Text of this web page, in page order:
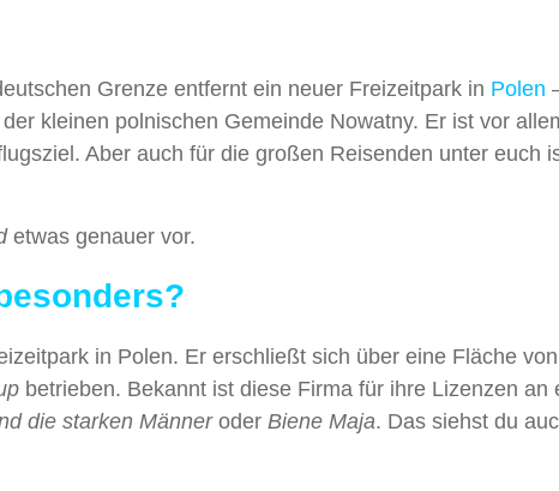
Grenze entfernt ein neuer Freizeitpark in Polen
kleinen polnischen Gemeinde Nowatny. Er ist vor
Aber auch für die großen Reisenden unter euch
etwas genauer vor.
in Polen. Er erschließt sich über eine Fläche
betrieben. Bekannt ist diese Firma für ihre Lizenzen an
die starken Männeroder Biene Maja. Das siehst du